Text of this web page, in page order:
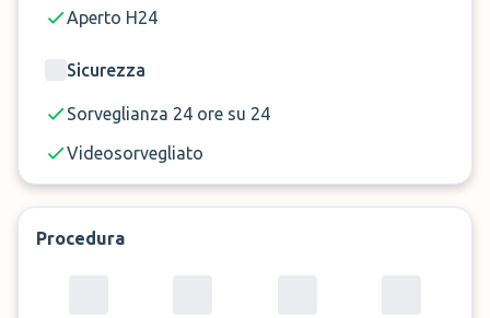
Aperto H24
Sicurezza
Sorveglianza 24 ore su 24
Videosorvegliato
Procedura